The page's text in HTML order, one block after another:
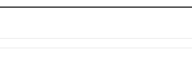
вчера, 20:35ПВО за 12 часов